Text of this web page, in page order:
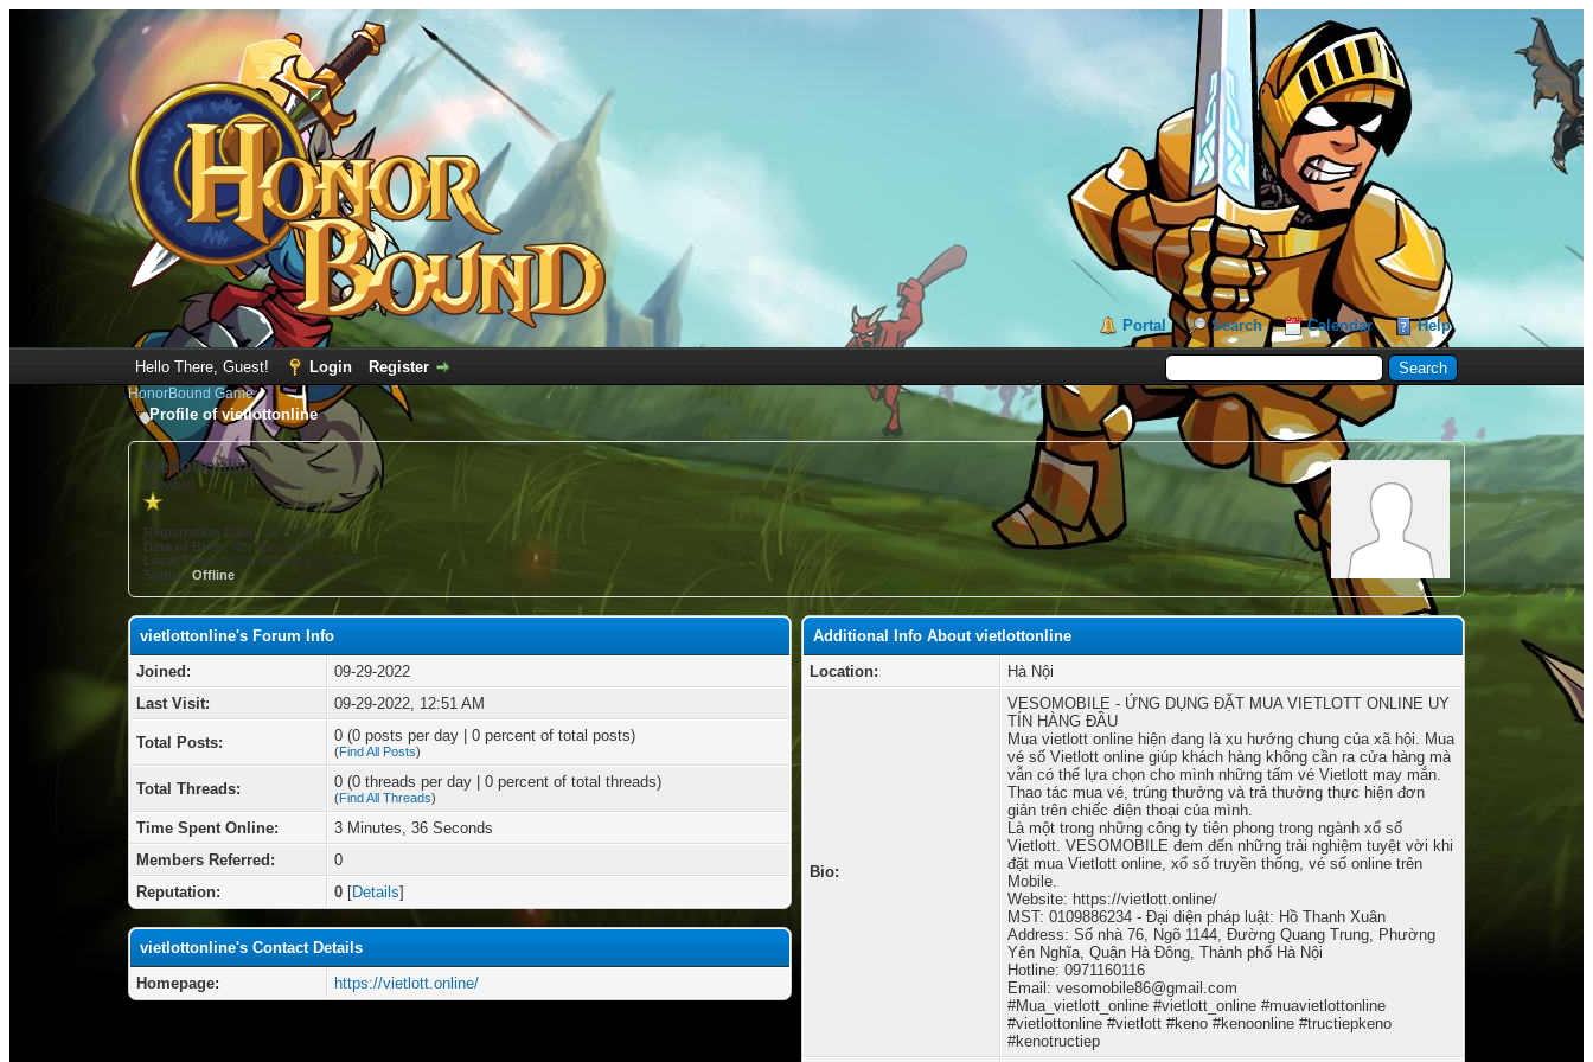
Portal Search Calendar Help
Hello There, Guest! Login Register
HonorBound Game
Profile of vietlottonline
vietlottonline
(Newbie)
Registration Date:09-29-2022
Date of Birth: Not Specified
Local Time: 08-09-2026 at 10:25 AM
Status: Offline
vietlottonline's Forum Info
Joined:
09-29-2022
Last Visit:
09-29-2022, 12:51 AM
Total Posts: 0 (0 posts per day | 0 percent of total posts)
(Find All Posts)
Total Threads: 0 (0 threads per day | 0 percent of total threads)
(Find All Threads)
Time Spent Online:
3 Minutes, 36 Seconds
Members Referred:
0
Reputation:
0 [Details]
vietlottonline's Contact Details
Homepage:
https://vietlott.online/
Additional Info About vietlottonline
Location:
Hà Nội
Bio:
VESOMOBILE - ỨNG DỤNG ĐẶT MUA VIETLOTT ONLINE UY
TÍN HÀNG ĐẦU
Mua vietlott online hiện đang là xu hướng chung của xã hội. Mua
vé số Vietlott online giúp khách hàng không cần ra cửa hàng mà
vẫn có thể lựa chọn cho mình những tấm vé Vietlott may mắn.
Thao tác mua vé, trúng thưởng và trả thưởng thực hiện đơn
giản trên chiếc điện thoại của mình.
Là một trong những công ty tiên phong trong ngành xổ số
Vietlott. VESOMOBILE đem đến những trải nghiệm tuyệt vời khi
đặt mua Vietlott online, xổ số truyền thống, vé số online trên
Mobile.
Website: https://vietlott.online/
MST: 0109886234 - Đại diện pháp luật: Hồ Thanh Xuân
Address: Số nhà 76, Ngõ 1144, Đường Quang Trung, Phường
Yên Nghĩa, Quận Hà Đông, Thành phố Hà Nội
Hotline: 0971160116
Email: vesomobile86@gmail.com
#Mua_vietlott_online #vietlott_online #muavietlottonline
#vietlottonline #vietlott #keno #kenoonline #tructiepkeno
#kenotructiep